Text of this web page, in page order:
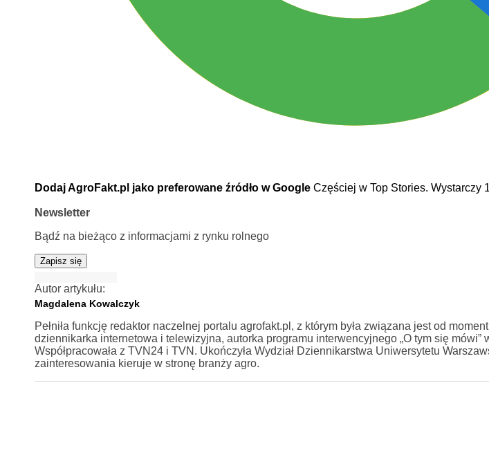
Dodaj AgroFakt.pl jako preferowane źródło w Google Częściej w Top Stories. Wystarczy
Newsletter
Bądź na bieżąco z informacjami z rynku rolnego
Zapisz się
Autor artykułu:
Magdalena Kowalczyk
Pełniła funkcję redaktor naczelnej portalu agrofakt.pl, z którym była związana jest od
dziennikarka internetowa i telewizyjna, autorka programu interwencyjnego „O tym się
Współpracowała z TVN24 i TVN. Ukończyła Wydział Dziennikarstwa Uniwersytetu
zainteresowania kieruje w stronę branży agro.